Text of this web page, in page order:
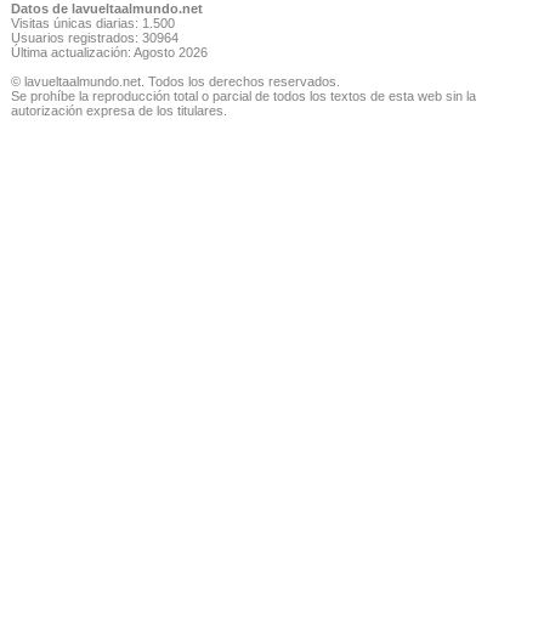
Datos de lavueltaalmundo.net
Visitas únicas diarias: 1.500
Usuarios registrados: 30964
Última actualización: Agosto 2026
© lavueltaalmundo.net. Todos los derechos reservados.
Se prohíbe la reproducción total o parcial de todos los textos de esta web sin la
autorización expresa de los titulares.